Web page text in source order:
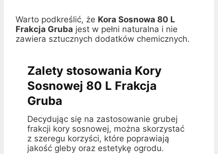
Warto podkreślić, że Kora Sosnowa 80 L
Frakcja Gruba jest w pełni naturalna i nie
zawiera sztucznych dodatków chemicznych.
Zalety stosowania Kory
Sosnowej 80 L Frakcja
Gruba
Decydując się na zastosowanie grubej
frakcji kory sosnowej, można skorzystać
z szeregu korzyści, które poprawiają
jakość gleby oraz estetykę ogrodu.